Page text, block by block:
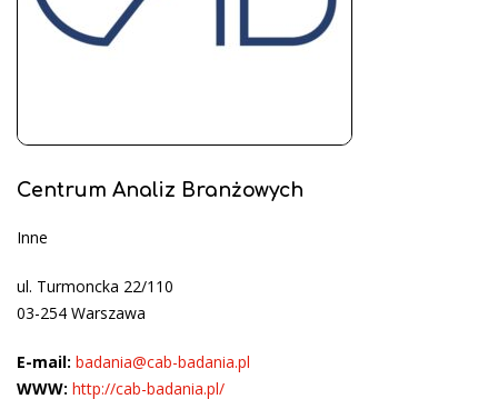
Centrum Analiz Branżowych
Inne
ul. Turmoncka 22/110
03-254 Warszawa
E-mail: badania@cab-badania.pl
WWW: http://cab-badania.pl/